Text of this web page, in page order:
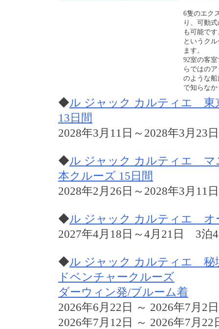
6隻のエク
り、可動
も可能で
というク
ます。
92室の客
らではの
のような
で知らな
◆ル ジャック カルティエ 東
13日間
2028年3月11日～2028年3月23
◆ル ジャック カルティエ マ
本クルーズ 15日間
2028年2月26日～2028年3月11
◆ル ジャック カルティエ
2027年4月18日～4月21日 3泊
◆ル ジャック カルティエ
ドベンチャークルーズ
ダーウィン発/ブルーム着
2026年6月22日 ～ 2026年7月2
2026年7月12日 ～ 2026年7月22